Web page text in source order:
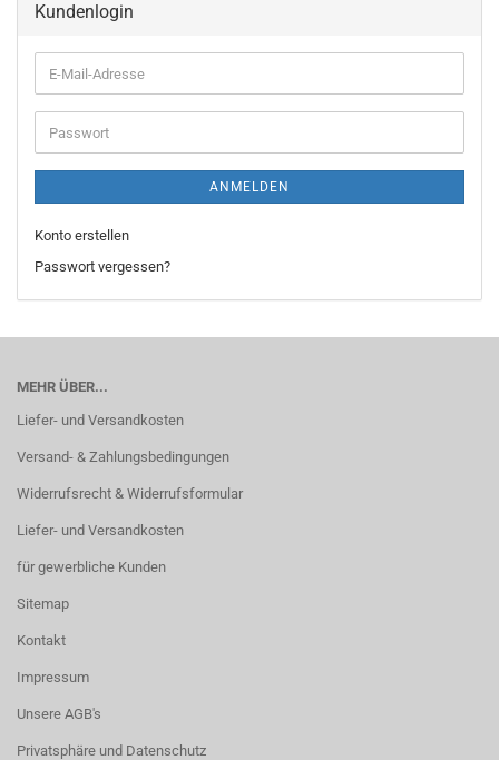
Kundenlogin
E-
Mail-
Adresse
Passwort
ANMELDEN
Konto erstellen
Passwort vergessen?
MEHR ÜBER...
Liefer- und Versandkosten
Versand- & Zahlungsbedingungen
Widerrufsrecht & Widerrufsformular
Liefer- und Versandkosten
für gewerbliche Kunden
Sitemap
Kontakt
Impressum
Unsere AGB's
Privatsphäre und Datenschutz